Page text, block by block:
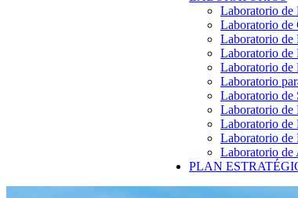
Laboratorio de
Laboratorio de
Laboratorio de
Laboratorio de
Laboratorio
Laboratorio
Laboratorio de
Laboratorio de
Laboratorio de
Laboratorio
Laboratorio de
PLAN